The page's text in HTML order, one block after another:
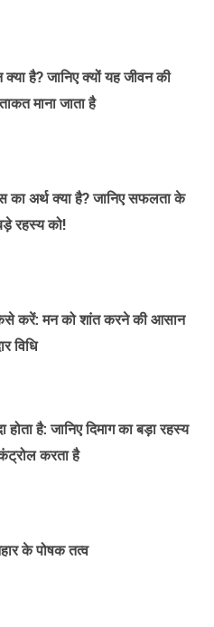
है? जानिए क्यों यह जीवन की
माना जाता है
का अर्थ क्या है? जानिए सफलता के
रहस्य को!
करें: मन को शांत करने की आसान
विधि
है: जानिए दिमाग का बड़ा रहस्य
करता है
के पोषक तत्व